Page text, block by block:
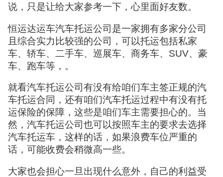
说，只是让给大家参考一下，心里面好友数。
恒运达运车汽车托运公司是一家拥有多家分公司
且综合实力比较强的公司，可以托运包括私家
车、轿车、二手车、巡展车、商务车、SUV、豪
车、跑车等，。
就看汽车托运公司有没有给咱们车主签正规的汽
车托运合同，还有咱们汽车托运过程中有没有托
运保险的保障，这些是咱们车主需要担心的。当
然，汽车托运公司也可以按照车主的要求去选择
汽车托运车，这样的话，如果浪费车位严重的
话，可能收费会稍微高一些。
大家也会担心一旦出现什么意外，自己的利益受